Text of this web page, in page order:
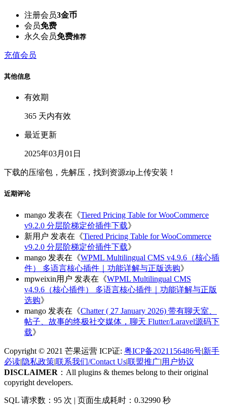
注册会员3金币
会员免费
永久会员免费推荐
充值会员
其他信息
有效期
365 天内有效
最近更新
2025年03月01日
下载的压缩包，先解压，找到资源zip上传安装！
近期评论
mango 发表在《Tiered Pricing Table for WooCommerce
v9.2.0 分层阶梯定价插件下载》
新用户 发表在《Tiered Pricing Table for WooCommerce
v9.2.0 分层阶梯定价插件下载》
mango 发表在《WPML Multilingual CMS v4.9.6（核心插
件） 多语言核心插件｜功能详解与正版选购》
mpweixin用户 发表在《WPML Multilingual CMS
v4.9.6（核心插件） 多语言核心插件｜功能详解与正版
选购》
mango 发表在《Chatter ( 27 January 2026) 带有聊天室、
帖子、故事的终极社交媒体，聊天 Flutter/Laravel源码下
载》
Copyright © 2021 芒果运营 ICP证: 粤ICP备2021156486号|新手
必读|隐私政策|联系我们/Contact Us|联盟推广|用户协议
DISCLAIMER ：All plugins & themes belong to their original
copyright developers.
SQL 请求数：95 次 | 页面生成耗时：0.32990 秒